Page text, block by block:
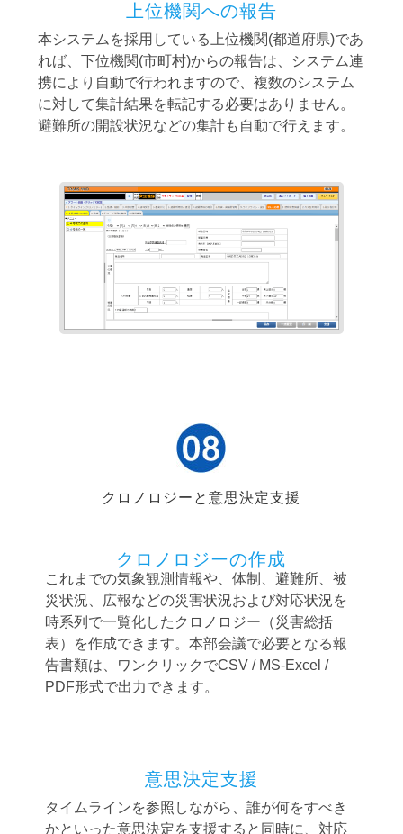
上位機関への報告
本システムを採用している上位機関(都道府県)であ
れば、下位機関(市町村)からの報告は、システム連
携により自動で行われますので、複数のシステム
に対して集計結果を転記する必要はありません。
避難所の開設状況などの集計も自動で行えます。
クロノロジーと意思決定支援
クロノロジーの作成
これまでの気象観測情報や、体制、避難所、被
災状況、広報などの災害状況および対応状況を
時系列で一覧化したクロノロジー（災害総括
表）を作成できます。本部会議で必要となる報
告書類は、ワンクリックでCSV / MS-Excel /
PDF形式で出力できます。
意思決定支援
タイムラインを参照しながら、誰が何をすべき
かといった意思決定を支援すると同時に、対応